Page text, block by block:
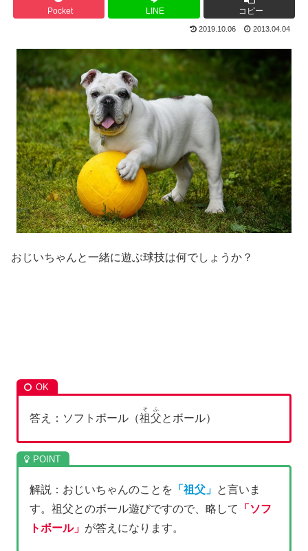
Pocket LINE コピー
2019.10.06 2013.04.04
おじいちゃんと一緒に遊ぶ球技は何でしょうか？
答え：ソフトボール（祖父
そふ
とボール）
解説：おじいちゃんのことを 「祖父」 と言いま
す。祖父とのボール遊びですので、略して
「ソフ
トボール」 が答えになります。